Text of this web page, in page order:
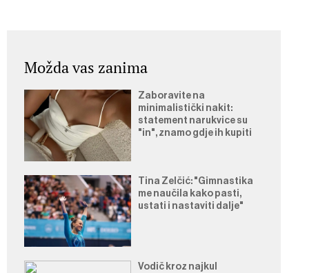
Možda vas zanima
Zaboravite na
minimalistički nakit:
statement narukvice su
"in", znamo gdje ih kupiti
Tina Zelčić: "Gimnastika
me naučila kako pasti,
ustati i nastaviti dalje"
Vodič kroz najkul